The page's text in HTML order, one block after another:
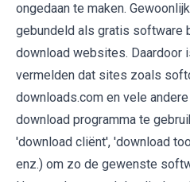
ongedaan te maken.
gebundeld als gratis software
download websites. Daardoor
vermelden dat sites zoals
downloads.com en vele
download programma te
'download cliënt', 'download
enz.) om zo de gewenste